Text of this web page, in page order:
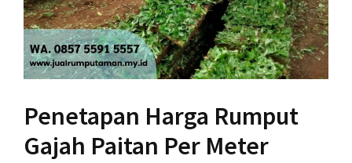
Penetapan Harga Rumput
Gajah Paitan Per Meter